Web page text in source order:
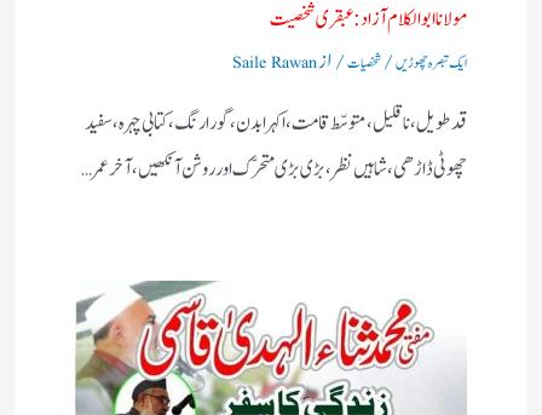
مولانا ابوالکلام آزاد:عبقری شخصیت
ایک تبصرہ چھوڑیں/شخصیات/ ازSaile Rawan
قد طویل، نا قلیل، متوسّط قامت، اکہرا بدن، گورا رنگ، کتابی چہرہ، سفید
چھوٹی ڈاڑھی، شاہیں نظر، بڑی بڑی متحرّک اور روشن آنکھیں، آخر عمر…